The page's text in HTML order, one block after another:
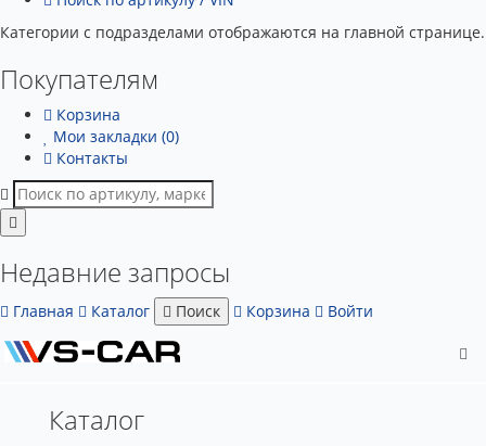
Категории с подразделами отображаются на главной странице.
Покупателям
Корзина
Мои закладки (0)
Контакты
Недавние запросы
Главная Каталог Поиск Корзина Войти
Каталог